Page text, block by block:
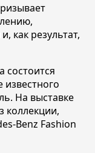
как результат,
состоится
известного
На выставке
коллекции,
Benz Fashion